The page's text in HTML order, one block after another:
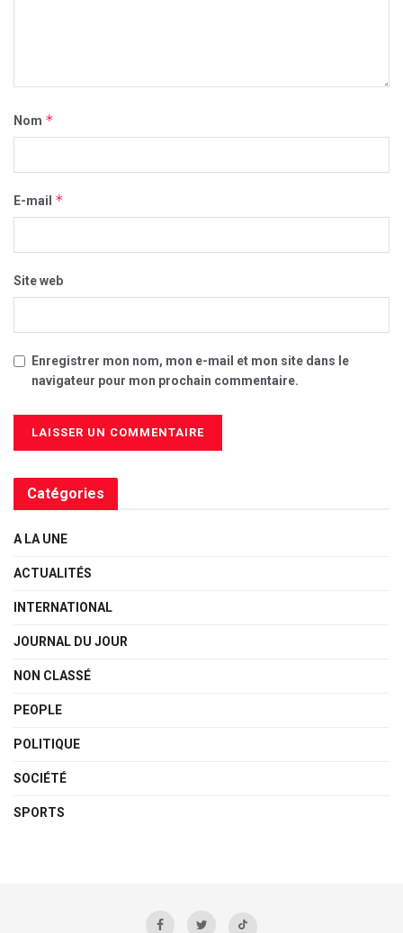
Nom *
E-mail *
Site web
Enregistrer mon nom, mon e-mail et mon site dans le
navigateur pour mon prochain commentaire.
Catégories
A LA UNE
ACTUALITÉS
INTERNATIONAL
JOURNAL DU JOUR
NON CLASSÉ
PEOPLE
POLITIQUE
SOCIÉTÉ
SPORTS